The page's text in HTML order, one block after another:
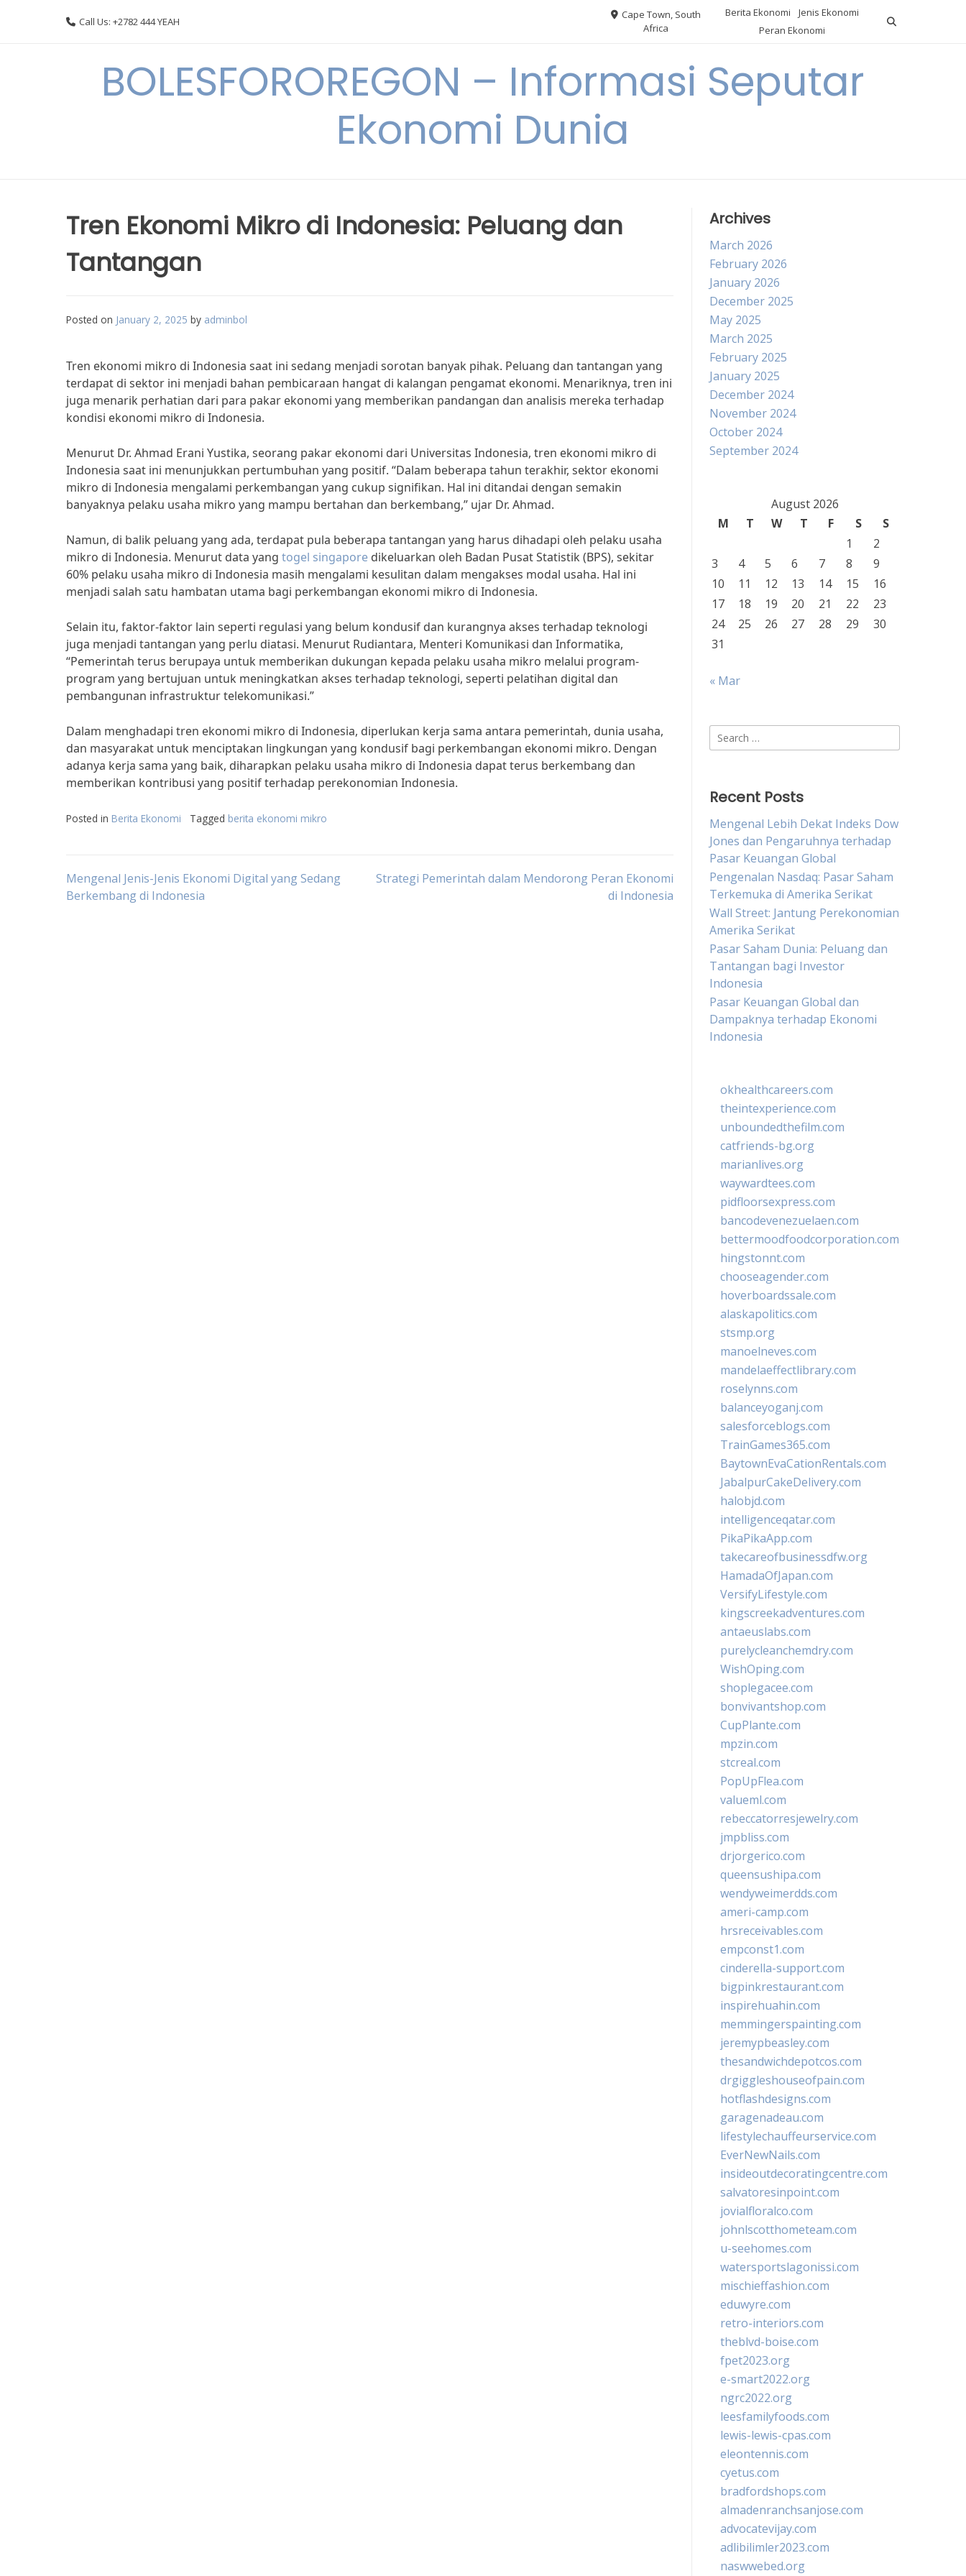
Call Us: +2782 444 YEAH
Cape Town, South
Africa
Berita Ekonomi
Jenis Ekonomi
Peran Ekonomi
BOLESFOROREGON – Informasi Seputar
Ekonomi Dunia
Tren Ekonomi Mikro di Indonesia: Peluang dan
Tantangan
Posted on January 2, 2025 by adminbol
Tren ekonomi mikro di Indonesia saat ini sedang menjadi sorotan banyak pihak. Peluang dan tantangan yang
terdapat di sektor ini menjadi bahan pembicaraan hangat di kalangan pengamat ekonomi. Menariknya, tren ini
juga menarik perhatian dari para pakar ekonomi yang memberikan pandangan dan analisis mereka terhadap
kondisi ekonomi mikro di Indonesia.
Menurut Dr. Ahmad Erani Yustika, seorang pakar ekonomi dari Universitas Indonesia, tren ekonomi mikro di
Indonesia saat ini menunjukkan pertumbuhan yang positif. “Dalam beberapa tahun terakhir, sektor ekonomi
mikro di Indonesia mengalami perkembangan yang cukup signifikan. Hal ini ditandai dengan semakin
banyaknya pelaku usaha mikro yang mampu bertahan dan berkembang,” ujar Dr. Ahmad.
Namun, di balik peluang yang ada, terdapat pula beberapa tantangan yang harus dihadapi oleh pelaku usaha
mikro di Indonesia. Menurut data yang togel singapore dikeluarkan oleh Badan Pusat Statistik (BPS), sekitar
60% pelaku usaha mikro di Indonesia masih mengalami kesulitan dalam mengakses modal usaha. Hal ini
menjadi salah satu hambatan utama bagi perkembangan ekonomi mikro di Indonesia.
Selain itu, faktor-faktor lain seperti regulasi yang belum kondusif dan kurangnya akses terhadap teknologi
juga menjadi tantangan yang perlu diatasi. Menurut Rudiantara, Menteri Komunikasi dan Informatika,
“Pemerintah terus berupaya untuk memberikan dukungan kepada pelaku usaha mikro melalui program-
program yang bertujuan untuk meningkatkan akses terhadap teknologi, seperti pelatihan digital dan
pembangunan infrastruktur telekomunikasi.”
Dalam menghadapi tren ekonomi mikro di Indonesia, diperlukan kerja sama antara pemerintah, dunia usaha,
dan masyarakat untuk menciptakan lingkungan yang kondusif bagi perkembangan ekonomi mikro. Dengan
adanya kerja sama yang baik, diharapkan pelaku usaha mikro di Indonesia dapat terus berkembang dan
memberikan kontribusi yang positif terhadap perekonomian Indonesia.
Posted in Berita Ekonomi Tagged berita ekonomi mikro
Post
Mengenal Jenis-Jenis Ekonomi Digital yang Sedang
Berkembang di Indonesia
Strategi Pemerintah dalam Mendorong Peran Ekonomi
di Indonesia
Archives
March 2026
February 2026
January 2026
December 2025
May 2025
March 2025
February 2025
January 2025
December 2024
November 2024
October 2024
September 2024
August 2026
M
T W T F S
S
1
2
3
4 5 6 7 8
9
10
11 12 13 14 15
16
17
18 19 20 21 22
23
24
25 26 27 28 29
30
31
« Mar
Search
for:
Recent Posts
Mengenal Lebih Dekat Indeks Dow
Jones dan Pengaruhnya terhadap
Pasar Keuangan Global
Pengenalan Nasdaq: Pasar Saham
Terkemuka di Amerika Serikat
Wall Street: Jantung Perekonomian
Amerika Serikat
Pasar Saham Dunia: Peluang dan
Tantangan bagi Investor
Indonesia
Pasar Keuangan Global dan
Dampaknya terhadap Ekonomi
Indonesia
okhealthcareers.com
theintexperience.com
unboundedthefilm.com
catfriends-bg.org
marianlives.org
waywardtees.com
pidfloorsexpress.com
bancodevenezuelaen.com
bettermoodfoodcorporation.com
hingstonnt.com
chooseagender.com
hoverboardssale.com
alaskapolitics.com
stsmp.org
manoelneves.com
mandelaeffectlibrary.com
roselynns.com
balanceyoganj.com
salesforceblogs.com
TrainGames365.com
BaytownEvaCationRentals.com
JabalpurCakeDelivery.com
halobjd.com
intelligenceqatar.com
PikaPikaApp.com
takecareofbusinessdfw.org
HamadaOfJapan.com
VersifyLifestyle.com
kingscreekadventures.com
antaeuslabs.com
purelycleanchemdry.com
WishOping.com
shoplegacee.com
bonvivantshop.com
CupPlante.com
mpzin.com
stcreal.com
PopUpFlea.com
valueml.com
rebeccatorresjewelry.com
jmpbliss.com
drjorgerico.com
queensushipa.com
wendyweimerdds.com
ameri-camp.com
hrsreceivables.com
empconst1.com
cinderella-support.com
bigpinkrestaurant.com
inspirehuahin.com
memmingerspainting.com
jeremypbeasley.com
thesandwichdepotcos.com
drgiggleshouseofpain.com
hotflashdesigns.com
garagenadeau.com
lifestylechauffeurservice.com
EverNewNails.com
insideoutdecoratingcentre.com
salvatoresinpoint.com
jovialfloralco.com
johnlscotthometeam.com
u-seehomes.com
watersportslagonissi.com
mischieffashion.com
eduwyre.com
retro-interiors.com
theblvd-boise.com
fpet2023.org
e-smart2022.org
ngrc2022.org
leesfamilyfoods.com
lewis-lewis-cpas.com
eleontennis.com
cyetus.com
bradfordshops.com
almadenranchsanjose.com
advocatevijay.com
adlibilimler2023.com
naswwebed.org